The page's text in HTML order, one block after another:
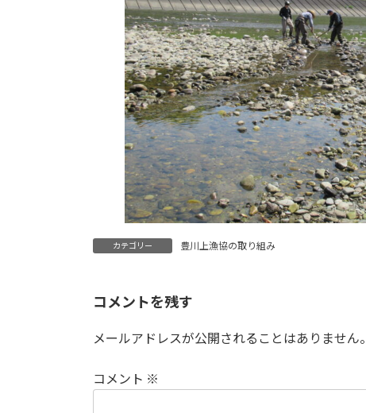
カテゴリー 豊川上漁協の取り組み
コメントを残す
メールアドレスが公開されることはありません。
コメント ※